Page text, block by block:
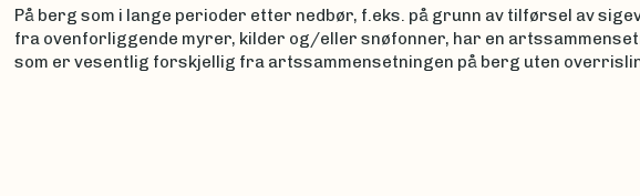
På berg som i lange perioder etter nedbør, f.eks. på grunn av tilførsel av
fra ovenforliggende myrer, kilder og/eller snøfonner, har en
som er vesentlig forskjellig fra artssammensetningen på berg uten